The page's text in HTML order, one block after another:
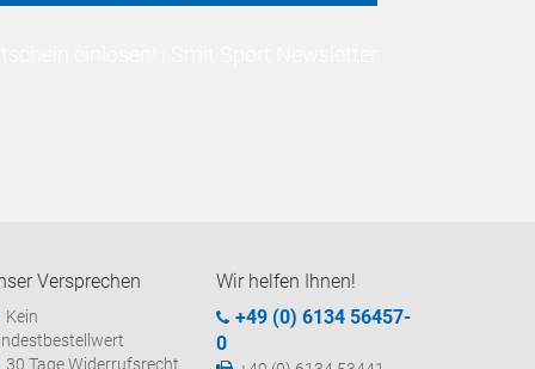
Versprechen
Kein
30 Tage Widerrufsrecht
Wir helfen Ihnen!
+49 (0) 6134 56457-
0